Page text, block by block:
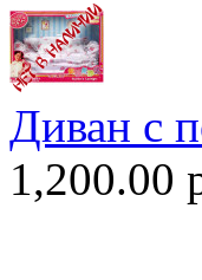
Диван c
1,200.00